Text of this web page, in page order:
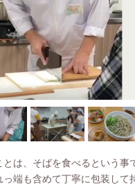
とは、そばを食べるという事
っ端も含めて丁寧に包装して